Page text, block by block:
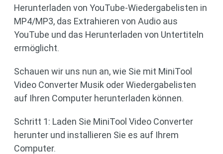
Herunterladen von YouTube-Wiedergabelisten in
MP4/MP3, das Extrahieren von Audio aus
YouTube und das Herunterladen von Untertiteln
ermöglicht.
Schauen wir uns nun an, wie Sie mit MiniTool
Video Converter Musik oder Wiedergabelisten
auf Ihren Computer herunterladen können.
Schritt 1: Laden Sie MiniTool Video Converter
herunter und installieren Sie es auf Ihrem
Computer.